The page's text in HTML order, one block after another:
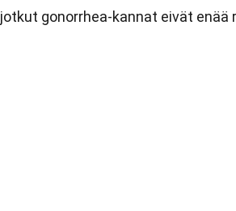
jotkut gonorrhea-kannat eivät